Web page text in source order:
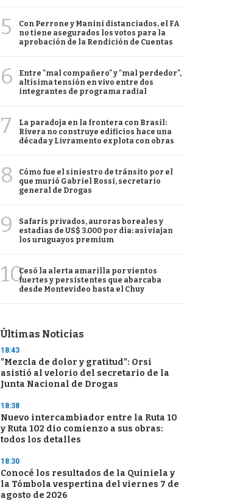
5
Con Perrone y Manini distanciados, el FA
no tiene asegurados los votos para la
aprobación de la Rendición de Cuentas
6
Entre "mal compañero" y "mal perdedor",
altísima tensión en vivo entre dos
integrantes de programa radial
7
La paradoja en la frontera con Brasil:
Rivera no construye edificios hace una
década y Livramento explota con obras
8
Cómo fue el siniestro de tránsito por el
que murió Gabriel Rossi, secretario
general de Drogas
9
Safaris privados, auroras boreales y
estadías de US$ 3.000 por día: así viajan
los uruguayos premium
10Cesó la alerta amarilla por vientos
fuertes y persistentes que abarcaba
desde Montevideo hasta el Chuy
Últimas Noticias
18:43
"Mezcla de dolor y gratitud": Orsi
asistió al velorio del secretario de la
Junta Nacional de Drogas
18:38
Nuevo intercambiador entre la Ruta 10
y Ruta 102 dio comienzo a sus obras:
todos los detalles
18:30
Conocé los resultados de la Quiniela y
la Tómbola vespertina del viernes 7 de
agosto de 2026